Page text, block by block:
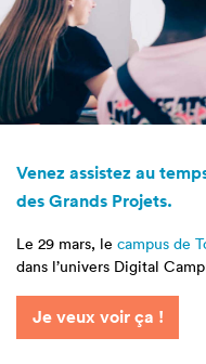
Venez assistez au
des Grands Projets.
Le 29 mars, le campus de
dans l’univers Digital
Je veux voir ça !